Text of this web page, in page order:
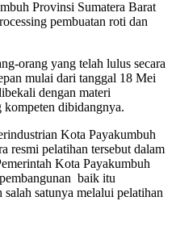
Provinsi Sumatera Barat
pembuatan roti dan
orang yang telah lulus secara
mulai dari tanggal 18 Mei
dengan materi
kompeten dibidangnya.
Kota Payakumbuh
resmi pelatihan tersebut dalam
Kota Payakumbuh
baik itu
satunya melalui pelatihan